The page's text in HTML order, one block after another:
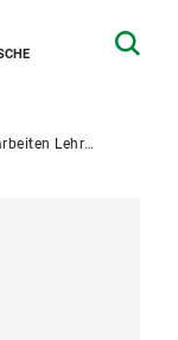
Lehramt